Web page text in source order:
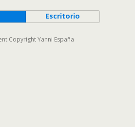
Escritorio
Copyright Yanni España